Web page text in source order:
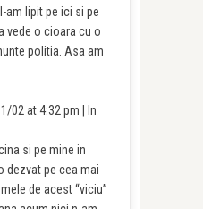
am lipit pe ici si pe
vede o cioara cu o
politia. Asa am
02 at 4:32 pm | In
si pe mine in
dezvat pe cea mai
de acest “viciu”